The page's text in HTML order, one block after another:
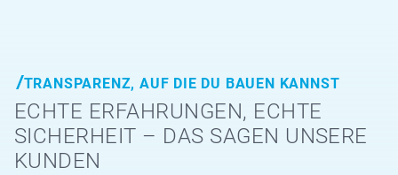
TRANSPARENZ, AUF DIE DU BAUEN KANNST
ECHTE ERFAHRUNGEN, ECHTE
SICHERHEIT – DAS SAGEN UNSERE
KUNDEN